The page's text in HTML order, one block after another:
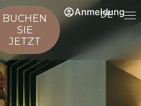
DE
Anmeldung
BUCHEN
SIE
JETZT